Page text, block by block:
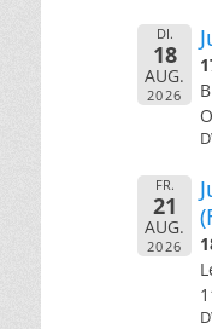
DI.
18
AUG.
2026
FR.
21
AUG.
2026